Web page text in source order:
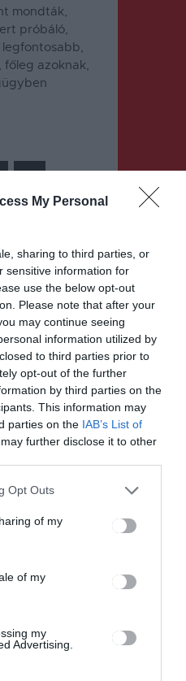
My Personal
sharing to third parties, or
sensitive information for
use the below opt-out
Please note that after your
may continue seeing
information utilized by
to third parties prior to
opt-out of the further
by third parties on the
This information may
parties on the IAB’s List of
further disclose it to other
Opt Outs
of my
of my
my
Advertising.
mondták,
próbáló,
főleg azoknak,
BEJEGYZÉS
Sikeres volt
a
strandszezo
n idén
a Város
és a Pro